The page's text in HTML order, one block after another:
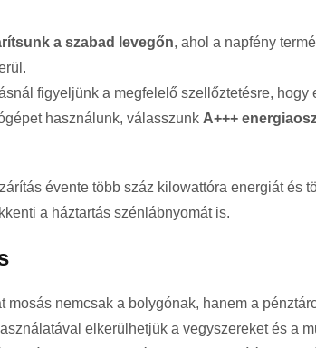
a szabad levegőn, ahol a napfény
figyeljünk a megfelelő szellőztetésre, hogy
használunk, válasszunk A+++
évente több száz kilowattóra energiát és
a háztartás szénlábnyomát is.
mosás nemcsak a bolygónak, hanem a
elkerülhetjük a vegyszereket és a